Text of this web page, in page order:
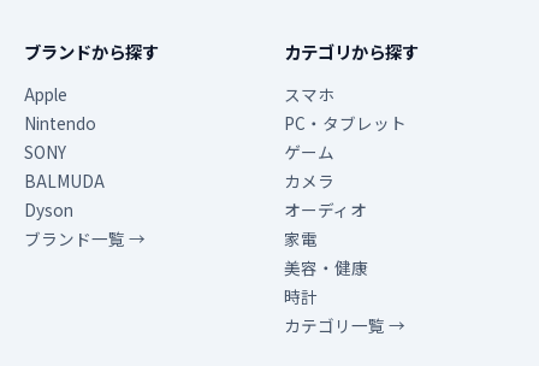
ブランドから探す
Apple
Nintendo
SONY
BALMUDA
Dyson
ブランド一覧 →
カテゴリから探す
スマホ
PC・タブレット
ゲーム
カメラ
オーディオ
家電
美容・健康
時計
カテゴリ一覧 →